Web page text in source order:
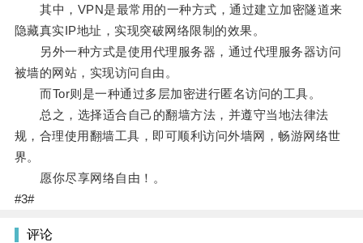
其中，VPN是最常用的一种方式，通过建立加密隧道来
隐藏真实IP地址，实现突破网络限制的效果。
另外一种方式是使用代理服务器，通过代理服务器访问
被墙的网站，实现访问自由。
而Tor则是一种通过多层加密进行匿名访问的工具。
总之，选择适合自己的翻墙方法，并遵守当地法律法
规，合理使用翻墙工具，即可顺利访问外墙网，畅游网络世
界。
愿你尽享网络自由！。
#3#
评论